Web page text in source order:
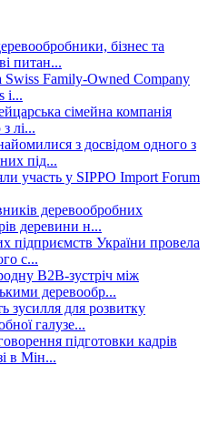
бізнес та
питан...
Family-Owned Company
i...
сімейна компанія
лі...
з досвідом одного з
під...
участь у SIPPO Import Forum
деревообробних
деревини н...
підприємств України провела
с...
B2B-зустріч між
деревообр...
для розвитку
галузе...
підготовки кадрів
в Мін...